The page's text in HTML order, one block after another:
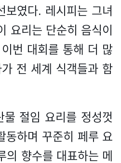
였다. 레시피는 그녀
요리는 단순히 음식이
번 대회를 통해 더 많
전 세계 식객들과 함
절임 요리를 정성껏
동하며 꾸준히 페루 요
향수를 대표하는 메